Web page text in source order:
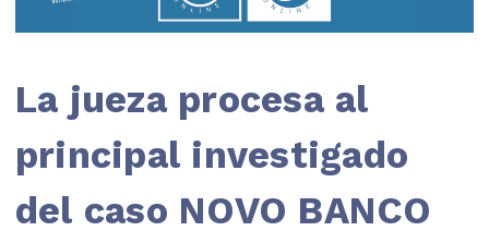
La jueza procesa al
principal investigado
del caso NOVO BANCO